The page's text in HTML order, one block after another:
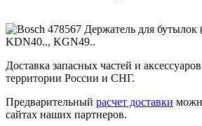
Доставка запасных частей и
территории России и СНГ.
Предварительный расчет доставки
сайтах наших партнеров.